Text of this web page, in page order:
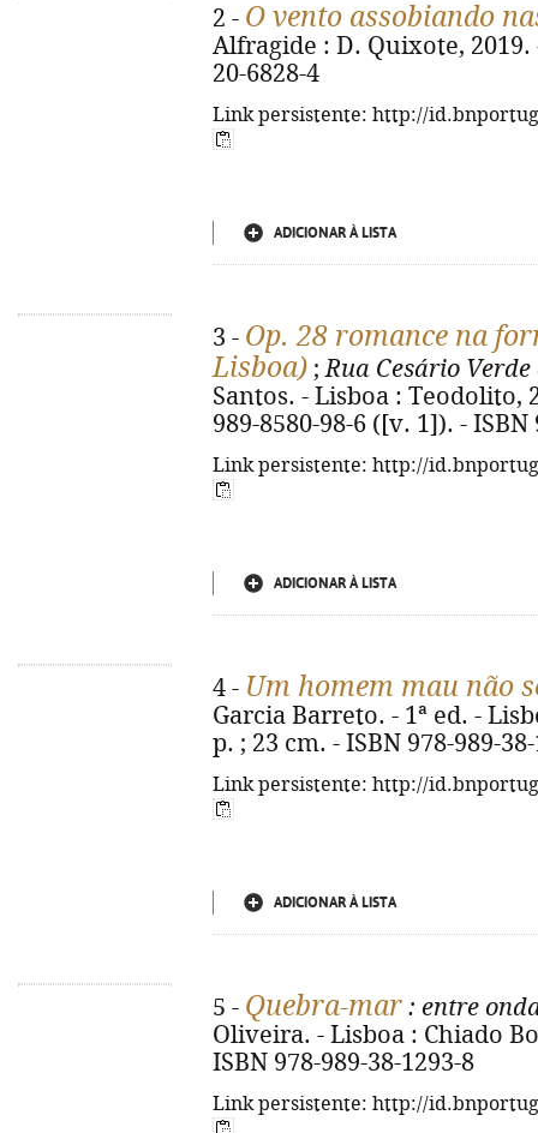
2 - O vento assobiando
Alfragide : D. Quixote, 2019.
20-6828-4
Link persistente: http://
ADICIONAR À LISTA
3 - Op. 28 romance na
Lisboa) ;Rua Cesário
Santos. - Lisboa : Teodolito,
989-8580-98-6 ([v. 1]). -
Link persistente: http://
ADICIONAR À LISTA
4 - Um homem mau não
Garcia Barreto. - 1ª ed. -
p. ; 23 cm. - ISBN 978-989-
Link persistente: http://
ADICIONAR À LISTA
5 - Quebra-mar : entre
Oliveira. - Lisboa : Chiado
ISBN 978-989-38-1293-8
Link persistente: http://